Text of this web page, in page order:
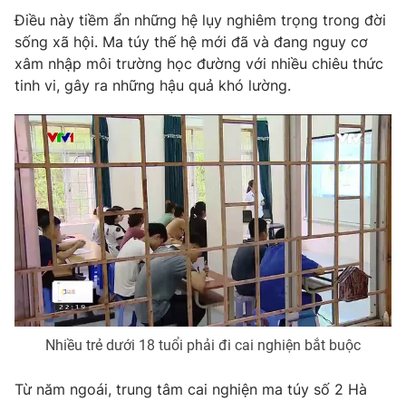
Giải sao mai
Làm đẹp
Chất lượng cuộc sống
Tuyển sinh
Học trực tuyến
Công nghệ
Hitech Công nghệ tương lai
Sản phẩm
Thị trường
Tư vấn
Lịch phát sóng
Chuyên mục khác
Emagazine Podcast
Photo Infographic
Điều này tiềm ẩn những hệ lụy nghiêm trọng trong đời
sống xã hội. Ma túy thế hệ mới đã và đang nguy cơ
xâm nhập môi trường học đường với nhiều chiêu thức
tinh vi, gây ra những hậu quả khó lường.
Nhiều trẻ dưới 18 tuổi phải đi cai nghiện bắt buộc
Từ năm ngoái, trung tâm cai nghiện ma túy số 2 Hà